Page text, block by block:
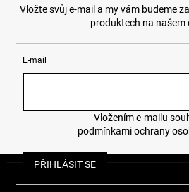
Vložte svůj e-mail a my vám budeme
produktech na našem
E-mail
podmínkami ochrany
PŘIHLÁSIT SE